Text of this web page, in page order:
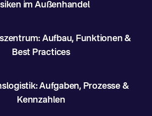
im Außenhandel
Aufbau, Funktionen &
Best Practices
Aufgaben, Prozesse &
Kennzahlen